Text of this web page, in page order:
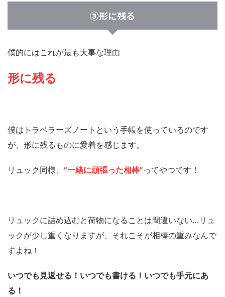
③形に残る
僕的にはこれが最も大事な理由
形に残る
僕はトラベラーズノートという手帳を使っているのです
が、形に残るものに愛着を感じます。
リュック同様、 “一緒に頑張った相棒”ってやつです！
リュックに詰め込むと荷物になることは間違いない…リュ
ックが少し重くなりますが、それこそが相棒の重みなんで
すよね！
いつでも見返せる！いつでも書ける！いつでも手元にあ
る！